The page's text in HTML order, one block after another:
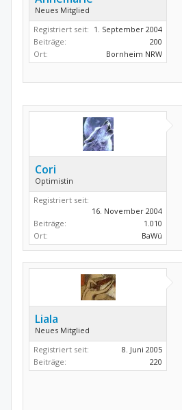
Neues Mitglied
Registriert seit: 1. September 2004
Beiträge:
200
Ort:
Bornheim NRW
Cori
Optimistin
Registriert seit:
16. November 2004
Beiträge:
1.010
Ort:
BaWü
Liala
Neues Mitglied
Registriert seit:
8. Juni 2005
Beiträge:
220